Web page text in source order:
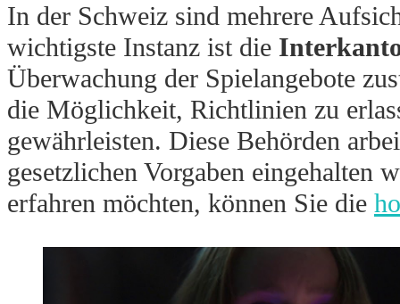
In der Schweiz sind mehrere
wichtigste Instanz ist die
Überwachung der Spielangebote
die Möglichkeit, Richtlinien zu
gewährleisten. Diese Behörden
gesetzlichen Vorgaben eingehalten
erfahren möchten, können Sie die